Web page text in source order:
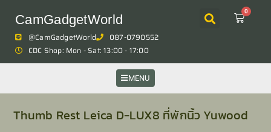
CamGadgetWorld
0
@CamGadgetWorld
087-0790552
CDC Shop: Mon - Sat: 13:00 - 17:00
MENU
Thumb Rest Leica D-LUX8 ที่พักนิ้ว Yuwood